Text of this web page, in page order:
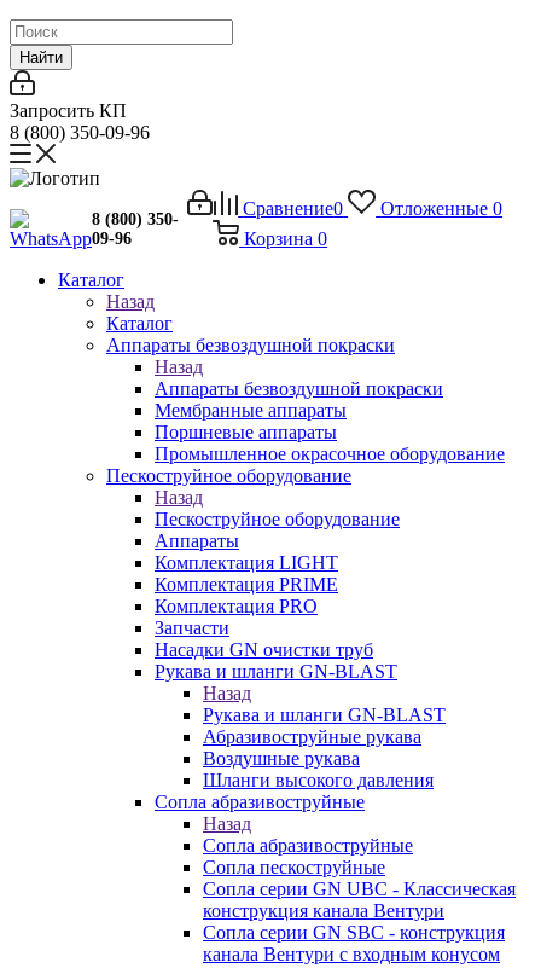
Найти
Запросить КП
8 (800) 350-09-96
Сравнение0 Отложенные 0
Корзина 0
8 (800) 350-
09-96
Каталог
Назад
Каталог
Аппараты безвоздушной покраски
Назад
Аппараты безвоздушной покраски
Мембранные аппараты
Поршневые аппараты
Промышленное окрасочное оборудование
Пескоструйное оборудование
Назад
Пескоструйное оборудование
Аппараты
Комплектация LIGHT
Комплектация PRIME
Комплектация PRO
Запчасти
Насадки GN очистки труб
Рукава и шланги GN-BLAST
Назад
Рукава и шланги GN-BLAST
Абразивоструйные рукава
Воздушные рукава
Шланги высокого давления
Сопла абразивоструйные
Назад
Сопла абразивоструйные
Сопла пескоструйные
Сопла серии GN UBC - Классическая
конструкция канала Вентури
Сопла серии GN SBC - конструкция
канала Вентури c входным конусом